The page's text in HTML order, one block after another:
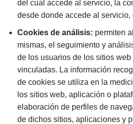
del cual accede al servicio, la
desde donde accede al servicio,
Cookies de análisis: permiten
mismas, el seguimiento y
de los usuarios de los sitios web
vinculadas. La información
de cookies se utiliza en la
los sitios web, aplicación o
elaboración de perfiles de
de dichos sitios, aplicaciones y